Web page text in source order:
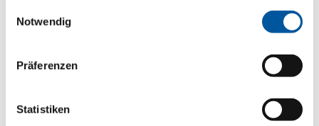
haben oder die sie im Rahmen Ihrer Nutzung der Dienste
Notwendig
Präferenzen
Statistiken
Glaswände
Fensteraustausch